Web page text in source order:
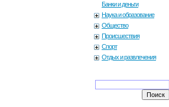
Банки и деньги
Наука и образование
Общество
Происшествия
Спорт
Отдых и развлечения